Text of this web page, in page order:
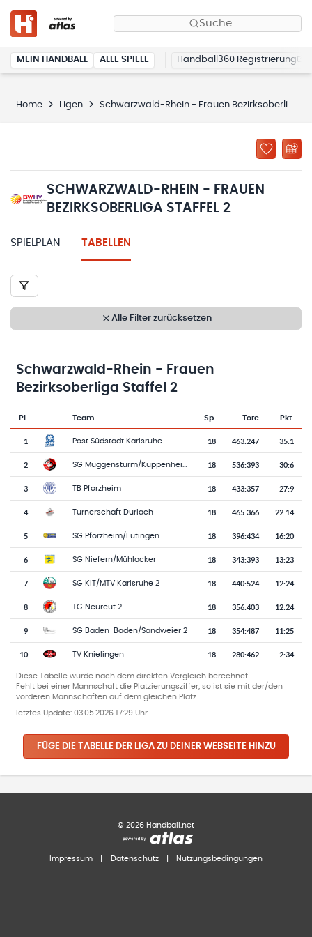
Suche
MEIN HANDBALL ALLE SPIELE Handball360 Registrierung
Home Ligen Schwarzwald-Rhein - Frauen Bezirksoberliga Staffel 2
SCHWARZWALD-RHEIN - FRAUEN
BEZIRKSOBERLIGA STAFFEL 2
SPIELPLAN TABELLEN
Alle Filter zurücksetzen
Schwarzwald-Rhein - Frauen
Bezirksoberliga Staffel 2
Tabelle mit Vereinsplatzierungen, Spielen, Toren und Punkten
Pl.
Team-Logo
Team Sp. Tore Pkt.
1 Post Südstadt Karlsruhe 18 463:247 35:1
2 18 536:393 30:6
3 TB Pforzheim 18 433:357 27:9
4 Turnerschaft Durlach 18 465:366 22:14
5 SG Pforzheim/Eutingen 18 396:434 16:20
6 SG Niefern/Mühlacker 18 343:393 13:23
7 SG KIT/MTV Karlsruhe 2 18 440:524 12:24
8 TG Neureut 2 18 356:403 12:24
9 SG Baden-Baden/Sandweier 2 18 354:487 11:25
10 TV Knielingen 18 280:462 2:34
Diese Tabelle wurde nach dem direkten Vergleich berechnet.
Fehlt bei einer Mannschaft die Platzierungsziffer, so ist sie mit der/den
vorderen Mannschaften auf dem gleichen Platz.
letztes Update: 03.05.2026 17:29 Uhr
FÜGE DIE TABELLE DER LIGA ZU DEINER WEBSEITE HINZU
© 2026 Handball.net
Impressum Datenschutz Nutzungsbedingungen